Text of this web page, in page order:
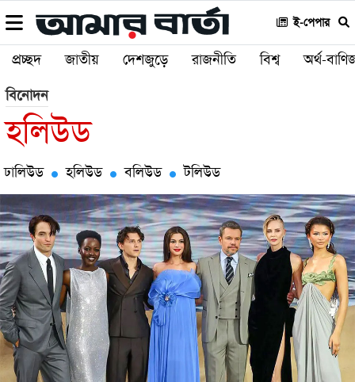
ই-পেপার
প্রচ্ছদ জাতীয় দেশজুড়ে রাজনীতি বিশ্ব
অর্থ-
বিনোদন
হলিউড
ঢালিউড হলিউড বলিউড টলিউড